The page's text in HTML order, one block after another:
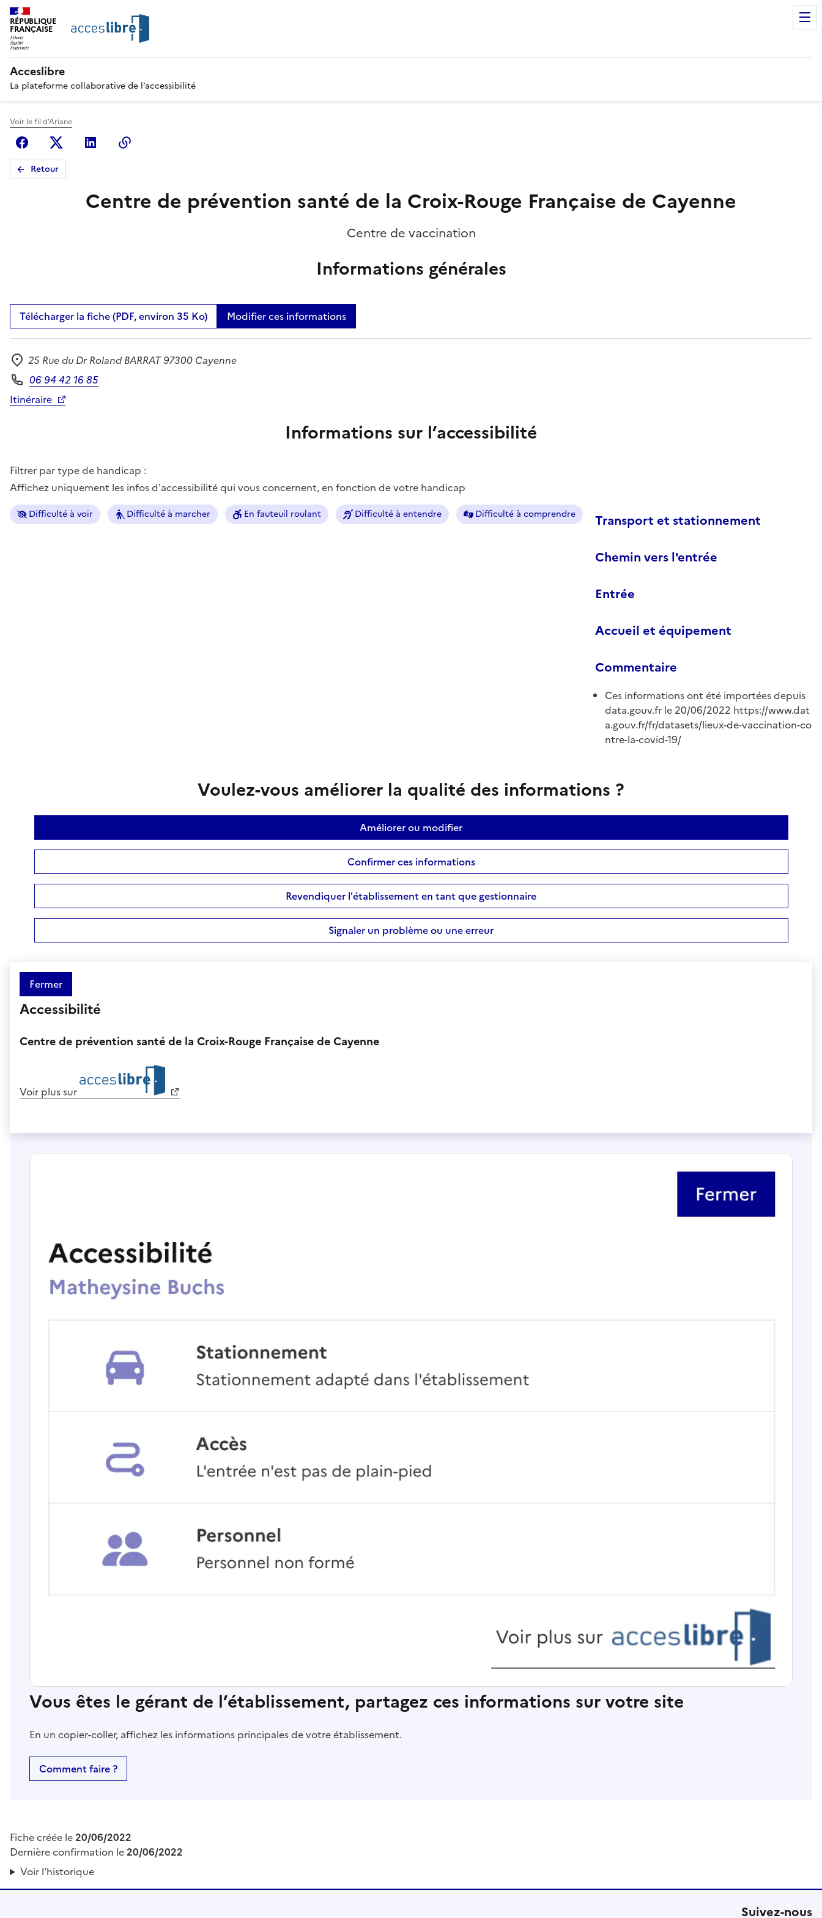
RÉPUBLIQUE
FRANÇAISE
Acceslibre
La plateforme collaborative de l’accessibilité
Voir le fil d'Ariane
FacebookX (anciennement Twitter)
Linkedin
Retour
Centre de prévention santé de la Croix-Rouge Française de Cayenne
Centre de vaccination
Informations générales
Télécharger la fiche (PDF, environ 35 Ko) Modifier ces informations
Adresse
25 Rue du Dr Roland BARRAT 97300 Cayenne
Téléphone
06 94 42 16 85
Itinéraire
Informations sur l’accessibilité
Filtrer par type de handicap :
Affichez uniquement les infos d'accessibilité qui vous concernent, en fonction de votre handicap
Difficulté à voir Difficulté à marcher En fauteuil roulant Difficulté à entendre Difficulté à comprendre
Transport et stationnement
Chemin vers l'entrée
Entrée
Accueil et équipement
Commentaire
Ces informations ont été importées depuis
data.gouv.fr le 20/06/2022 https://www.dat
a.gouv.fr/fr/datasets/lieux-de-vaccination-co
ntre-la-covid-19/
Voulez-vous améliorer la qualité des informations ?
Améliorer ou modifier
Confirmer ces informations
Revendiquer l'établissement en tant que gestionnaire
Signaler un problème ou une erreur
Fermer
Accessibilité
Centre de prévention santé de la Croix-Rouge Française de Cayenne
Voir plus sur
Vous êtes le gérant de l’établissement, partagez ces informations sur votre site
En un copier-coller, affichez les informations principales de votre établissement.
Comment faire ?
Fiche créée le20/06/2022
Dernière confirmation le20/06/2022
Voir l'historique
Suivez-nous